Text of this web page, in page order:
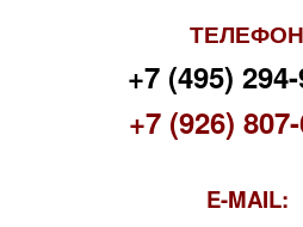
ТЕЛЕФОН
+7 (495)
+7 (926)
E-MAIL: